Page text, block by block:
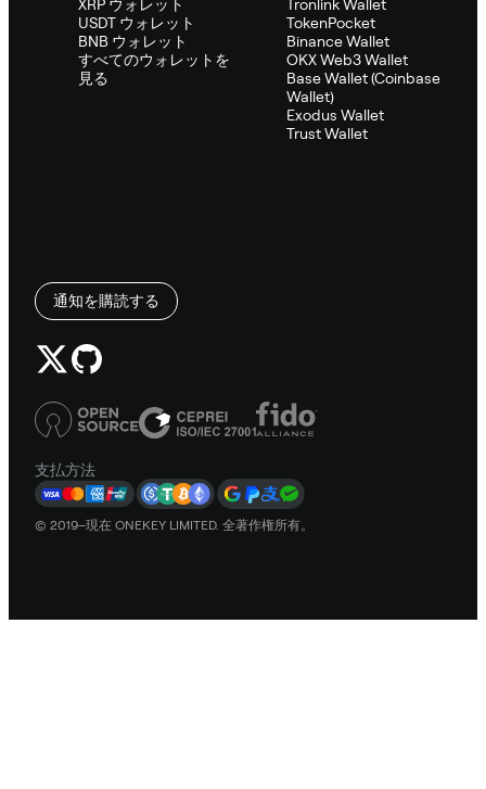
XRP ウォレット
USDT ウォレット
BNB ウォレット
すべてのウォレットを
見る
Tronlink Wallet
TokenPocket
Binance Wallet
OKX Web3 Wallet
Base Wallet (Coinbase
Wallet)
Exodus Wallet
Trust Wallet
通知を購読する
支払方法
© 2019–現在 ONEKEY LIMITED. 全著作権所有。